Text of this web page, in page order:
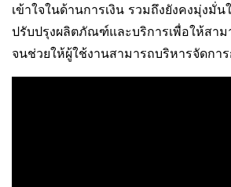
เข้าใจในด้านการเงิน รวมถึงยังคงมุ่งมั่
ปรับปรุงผลิตภัณฑ์และบริการเพื่อให้สา
จนช่วยให้ผู้ใช้งานสามารถบริหารจัดการ